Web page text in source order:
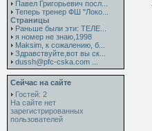
Павел Григорьевич посл...
Теперь тренер ФШ "Локо...
Страницы
Раньше были эти: ТЕЛЕ...
я номер не знаю,1998
Maksim, к сожалению, б...
Здравствуйте,вот вы ск...
dussh@pfc-cska.com ...
Сейчас на сайте
Гостей: 2
На сайте нет
зарегистрированных
пользователей